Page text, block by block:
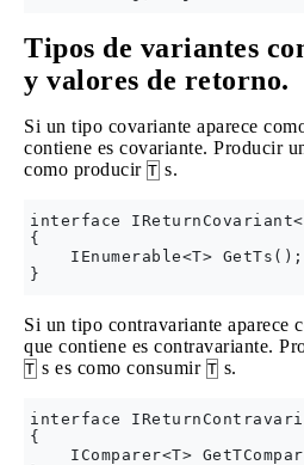
Tipos de variantes
y valores de retorno.
Si un tipo covariante aparece
contiene es covariante. Producir
como producir T s.
interface
{
    IEnumerable<T> GetTs();
Si un tipo contravariante aparece
que contiene es contravariante.
T s es como consumir T s.
interface
{
IComparer<T>